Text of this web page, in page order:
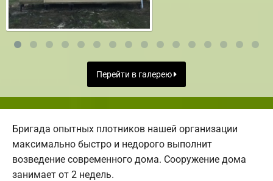
Перейти в галерею
Бригада опытных плотников нашей организации
максимально быстро и недорого выполнит
возведение современного дома. Сооружение дома
занимает от 2 недель.